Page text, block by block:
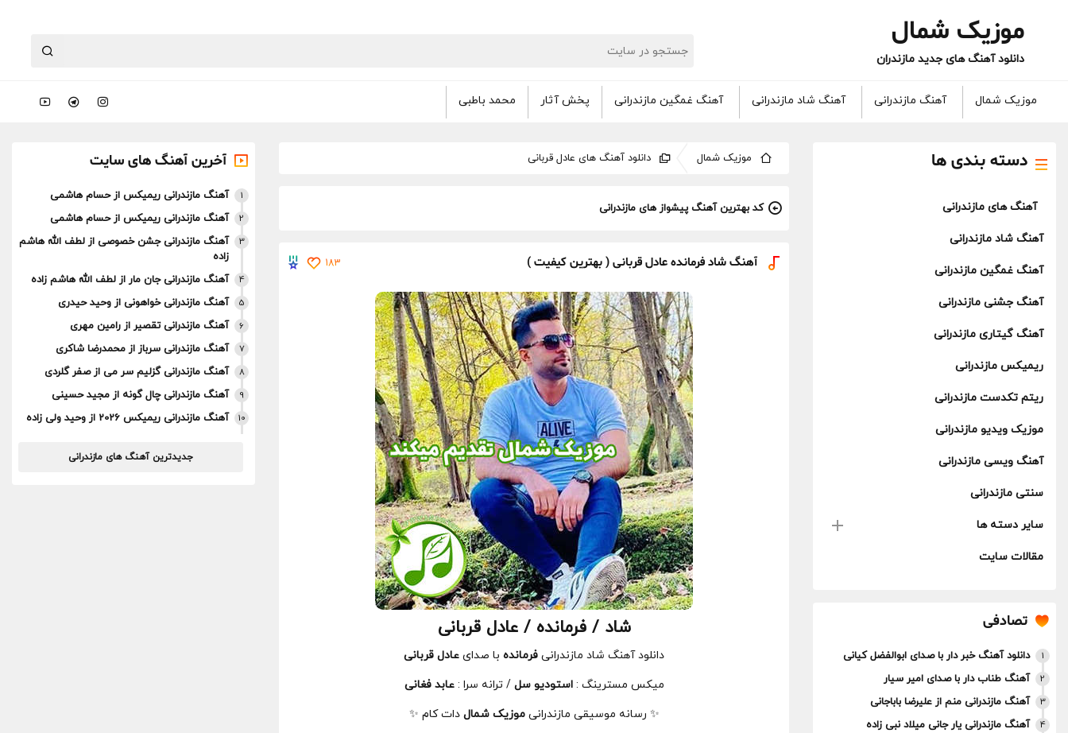
موزیک شمال
دانلود آهنگ های جدید مازندران
موزیک شمال آهنگ مازندرانی آهنگ شاد مازندرانی آهنگ غمگین مازندرانی پخش آثار محمد باطبی
دسته بندی ها
آهنگ های مازندرانی
آهنگ شاد مازندرانی
آهنگ غمگین مازندرانی
آهنگ جشنی مازندرانی
آهنگ گیتاری مازندرانی
ریمیکس مازندرانی
ریتم تکدست مازندرانی
موزیک ویدیو مازندرانی
آهنگ ویسی مازندرانی
سنتی مازندرانی
سایر دسته ها
مقالات سایت
تصادفی
1 دانلود آهنگ خبر دار با صدای ابوالفضل کیانی
2 آهنگ طناب دار با صدای امیر سیار
3 آهنگ مازندرانی منم از علیرضا باباجانی
4 آهنگ مازندرانی یار جانی میلاد نبی زاده
موزیک شمال دانلود آهنگ های عادل قربانی
کد بهترین آهنگ پیشواز های مازندرانی
آهنگ شاد فرمانده عادل قربانی ( بهترین کیفیت ) 183
شاد / فرمانده / عادل قربانی
دانلود آهنگ شاد مازندرانی فرمانده با صدای عادل قربانی
میکس مسترینگ : استودیو سل / ترانه سرا :عابد فغانی
✨ رسانه موسیقی مازندرانیموزیک شمال دات کام ✨
آخرین آهنگ های سایت
1 آهنگ مازندرانی ریمیکس از حسام هاشمی
2 آهنگ مازندرانی ریمیکس از حسام هاشمی
3
آهنگ مازندرانی جشن خصوصی از لطف الله هاشم
زاده
4 آهنگ مازندرانی جان مار از لطف الله هاشم زاده
5 آهنگ مازندرانی خواهونی از وحید حیدری
6 آهنگ مازندرانی تقصیر از رامین مهری
7 آهنگ مازندرانی سرباز از محمدرضا شاکری
8 آهنگ مازندرانی گزلیم سر می از صفر گلردی
9 آهنگ مازندرانی چال گونه از مجید حسینی
10 آهنگ مازندرانی ریمیکس 2026 از وحید ولی زاده
جدیدترین آهنگ های مازندرانی